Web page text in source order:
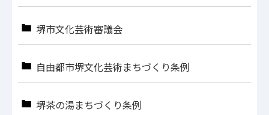
堺市文化芸術審議会
自由都市堺文化芸術まちづくり条例
堺茶の湯まちづくり条例